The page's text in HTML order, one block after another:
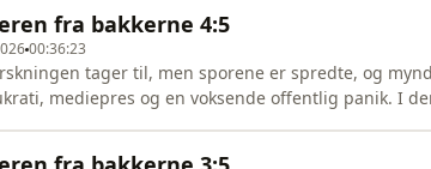
mellemfra bakkerne 4:5
00:36:23
tager til, men sporene er spredte, og
mediepres og en voksende offentlig panik. I